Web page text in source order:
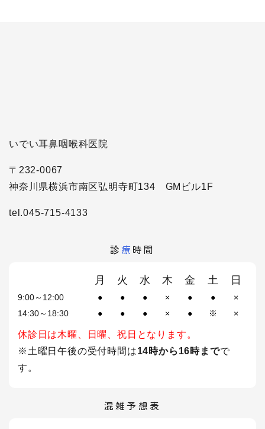
いでい耳鼻咽喉科医院
〒232-0067
神奈川県横浜市南区弘明寺町134 GMビル1F
tel.045-715-4133
診 療 時間
月 火 水 木 金 土 日
9:00～12:00 ● ● ● × ● ●
×
14:30～18:30
● ● ● × ● ※ ×
休診日は木曜、日曜、祝日となります。
※土曜日午後の受付時間は14時から16時までで
す。
混雑予想表